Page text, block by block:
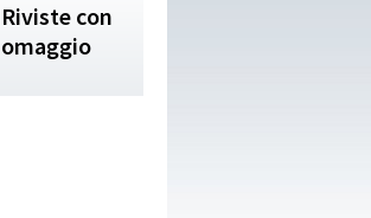
Riviste con
omaggio